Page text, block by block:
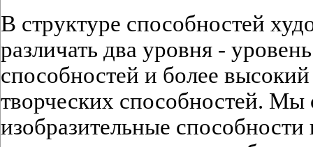
В структуре способностей
различать два уровня -
способностей и более
творческих способностей. Мы
изобразительные